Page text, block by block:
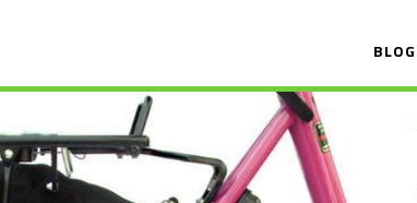
BLOG